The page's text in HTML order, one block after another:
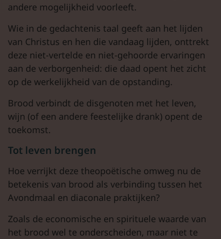
andere mogelijkheid voorleeft.
Wie in de gedachtenis taal geeft aan het lijden
van Christus en hen die vandaag lijden, onttrekt
deze niet-vertelde en niet-gehoorde ervaringen
aan de verborgenheid: die daad opent het zicht
op de werkelijkheid van de opstanding.
Brood verbindt de disgenoten met het leven,
wijn (of een andere feestelijke drank) opent de
toekomst.
Tot leven brengen
Hoe verrijkt deze theopoëtische omweg nu de
betekenis van brood als verbinding tussen het
Avondmaal en diaconale praktijken?
Zoals de economische en spirituele waarde van
het brood wel te onderscheiden, maar niet te